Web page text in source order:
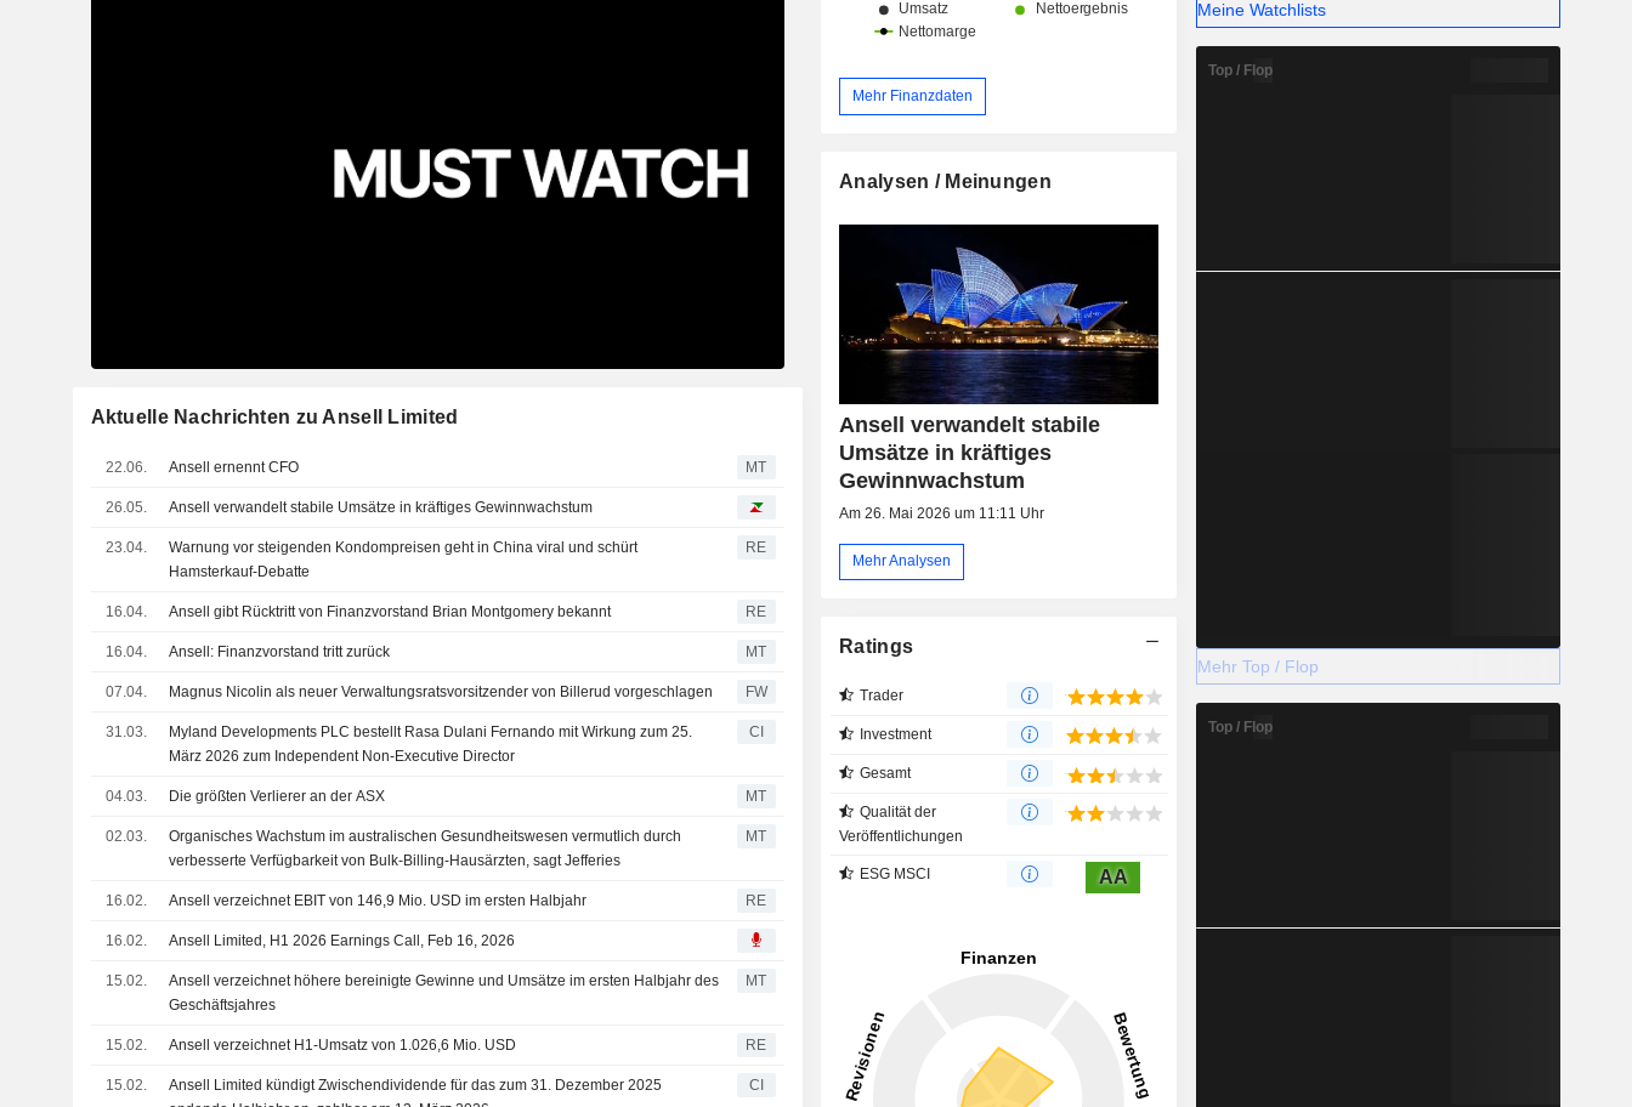
Aktuelle Nachrichten zu Ansell Limited
22.06. Ansell ernennt CFO MT
26.05. Ansell verwandelt stabile Umsätze in kräftiges Gewinnwachstum
23.04.
Warnung vor steigenden Kondompreisen geht in China viral und schürt
Hamsterkauf-Debatte
RE
16.04. Ansell gibt Rücktritt von Finanzvorstand Brian Montgomery bekannt RE
16.04. Ansell: Finanzvorstand tritt zurück MT
07.04. Magnus Nicolin als neuer Verwaltungsratsvorsitzender von Billerud vorgeschlagen FW
31.03.
Myland Developments PLC bestellt Rasa Dulani Fernando mit Wirkung zum 25.
März 2026 zum Independent Non-Executive Director
CI
04.03. Die größten Verlierer an der ASX MT
02.03.
Organisches Wachstum im australischen Gesundheitswesen vermutlich durch
verbesserte Verfügbarkeit von Bulk-Billing-Hausärzten, sagt Jefferies
MT
16.02. Ansell verzeichnet EBIT von 146,9 Mio. USD im ersten Halbjahr RE
16.02. Ansell Limited, H1 2026 Earnings Call, Feb 16, 2026
15.02.
Ansell verzeichnet höhere bereinigte Gewinne und Umsätze im ersten Halbjahr des
Geschäftsjahres
MT
15.02. Ansell verzeichnet H1-Umsatz von 1.026,6 Mio. USD RE
15.02.
Ansell Limited kündigt Zwischendividende für das zum 31. Dezember 2025
CI
Mehr Finanzdaten
Analysen / Meinungen
Ansell verwandelt stabile
Umsätze in kräftiges
Gewinnwachstum
Am 26. Mai 2026 um 11:11 Uhr
Mehr Analysen
Ratings
Trader
Investment
Gesamt
Qualität der
Veröffentlichungen
ESG MSCI AA
Meine Watchlists
Top / Flop
Mehr Top / Flop
Top / Flop